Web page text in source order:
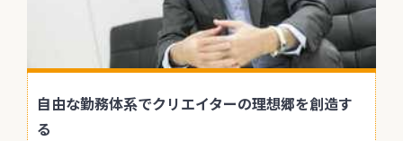
自由な勤務体系でクリエイターの理想郷を創造す
る